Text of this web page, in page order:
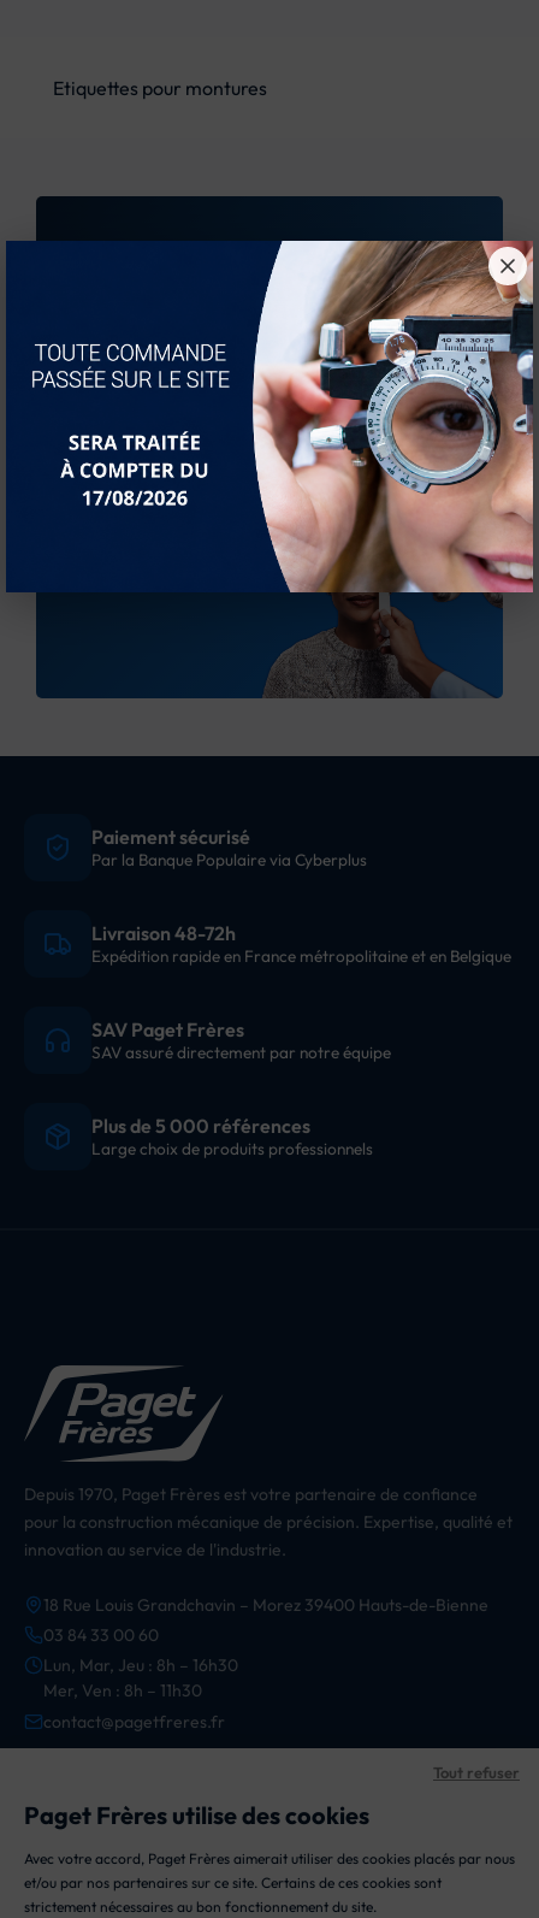
Paget Frères utilise des cookies
Avec votre accord, Paget Frères aimerait utiliser des cookies placés par nous
et/ou par nos partenaires sur ce site. Certains de ces cookies sont
strictement nécessaires au bon fonctionnement du site.
Tout refuser
Etiquettes pour montures
Une question ?
Envoyez-nous votre message, nous vous répondrons
dans les meilleurs délais.
Nous contacter
Paiement sécurisé
Par la Banque Populaire via Cyberplus
Livraison 48-72h
Expédition rapide en France métropolitaine et en Belgique
SAV Paget Frères
SAV assuré directement par notre équipe
Plus de 5 000 références
Large choix de produits professionnels
Depuis 1970, Paget Frères est votre partenaire de confiance
pour la construction mécanique de précision. Expertise, qualité et
innovation au service de l'industrie.
18 Rue Louis Grandchavin – Morez 39400 Hauts-de-Bienne
03 84 33 00 60
Lun, Mar, Jeu : 8h – 16h30
Mer, Ven : 8h – 11h30
contact@pagetfreres.fr
CATÉGORIES
Appareils
Composants
INFORMATIONS